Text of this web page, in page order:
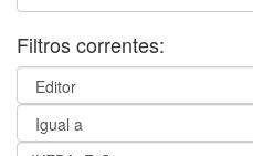
Filtros correntes: